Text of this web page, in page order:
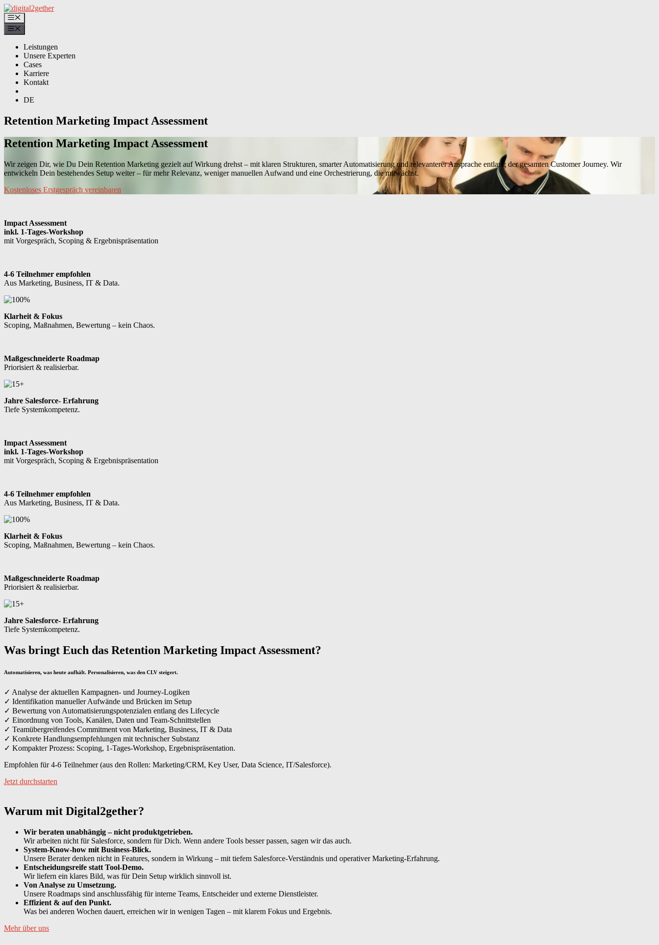
Zum
Inhalt
springen
Menü
Leistungen
Unsere Experten
Cases
Karriere
Kontakt
DE
Retention Marketing Impact Assessment
Retention Marketing Impact Assessment
Wir zeigen Dir, wie Du Dein Retention Marketing gezielt auf Wirkung drehst – mit klaren Strukturen, smarter Automatisierung und relevanterer Ansprache entlang der gesamten Customer Journey. Wir
entwickeln Dein bestehendes Setup weiter – für mehr Relevanz, weniger manuellen Aufwand und eine Orchestrierung, die mitwächst.
Kostenloses Erstgespräch vereinbaren
Impact Assessment
inkl. 1-Tages-Workshop
mit Vorgespräch, Scoping & Ergebnispräsentation
4-6 Teilnehmer empfohlen
Aus Marketing, Business, IT & Data.
Klarheit & Fokus
Scoping, Maßnahmen, Bewertung – kein Chaos.
Maßgeschneiderte Roadmap
Priorisiert & realisierbar.
Jahre Salesforce- Erfahrung
Tiefe Systemkompetenz.
Impact Assessment
inkl. 1-Tages-Workshop
mit Vorgespräch, Scoping & Ergebnispräsentation
4-6 Teilnehmer empfohlen
Aus Marketing, Business, IT & Data.
Klarheit & Fokus
Scoping, Maßnahmen, Bewertung – kein Chaos.
Maßgeschneiderte Roadmap
Priorisiert & realisierbar.
Jahre Salesforce- Erfahrung
Tiefe Systemkompetenz.
Was bringt Euch das Retention Marketing Impact Assessment?
Automatisieren, was heute aufhält. Personalisieren, was den CLV steigert.
✓ Analyse der aktuellen Kampagnen- und Journey-Logiken
✓ Identifikation manueller Aufwände und Brücken im Setup
✓ Bewertung von Automatisierungspotenzialen entlang des Lifecycle
✓ Einordnung von Tools, Kanälen, Daten und Team-Schnittstellen
✓ Teamübergreifendes Commitment von Marketing, Business, IT & Data
✓ Konkrete Handlungsempfehlungen mit technischer Substanz
✓ Kompakter Prozess: Scoping, 1-Tages-Workshop, Ergebnispräsentation.
Empfohlen für 4-6 Teilnehmer (aus den Rollen: Marketing/CRM, Key User, Data Science, IT/Salesforce).
Jetzt durchstarten
Warum mit Digital2gether?
Wir beraten unabhängig – nicht produktgetrieben.
Wir arbeiten nicht für Salesforce, sondern für Dich. Wenn andere Tools besser passen, sagen wir das auch.
System-Know-how mit Business-Blick.
Unsere Berater denken nicht in Features, sondern in Wirkung – mit tiefem Salesforce-Verständnis und operativer Marketing-Erfahrung.
Entscheidungsreife statt Tool-Demo.
Wir liefern ein klares Bild, was für Dein Setup wirklich sinnvoll ist.
Von Analyse zu Umsetzung.
Unsere Roadmaps sind anschlussfähig für interne Teams, Entscheider und externe Dienstleister.
Effizient & auf den Punkt.
Was bei anderen Wochen dauert, erreichen wir in wenigen Tagen – mit klarem Fokus und Ergebnis.
Mehr über uns